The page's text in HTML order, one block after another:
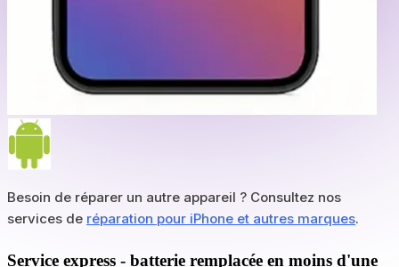
Besoin de réparer un autre appareil ? Consultez nos
services de réparation pour iPhone et autres marques.
Service express - batterie remplacée en moins d'une